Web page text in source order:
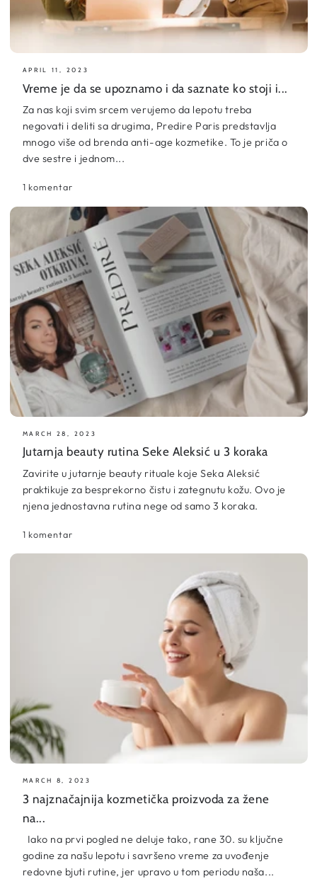
APRIL 11, 2023
Vreme je da se upoznamo i da saznate ko stoji i...
Za nas koji svim srcem verujemo da lepotu treba
negovati i deliti sa drugima, Predire Paris predstavlja
mnogo više od brenda anti-age kozmetike. To je priča o
dve sestre i jednom...
1 komentar
MARCH 28, 2023
Jutarnja beauty rutina Seke Aleksić u 3 koraka
Zavirite u jutarnje beauty rituale koje Seka Aleksić
praktikuje za besprekorno čistu i zategnutu kožu. Ovo je
njena jednostavna rutina nege od samo 3 koraka.
1 komentar
MARCH 8, 2023
3 najznačajnija kozmetička proizvoda za žene
na...
Iako na prvi pogled ne deluje tako, rane 30. su ključne
godine za našu lepotu i savršeno vreme za uvođenje
redovne bjuti rutine, jer upravo u tom periodu naša...